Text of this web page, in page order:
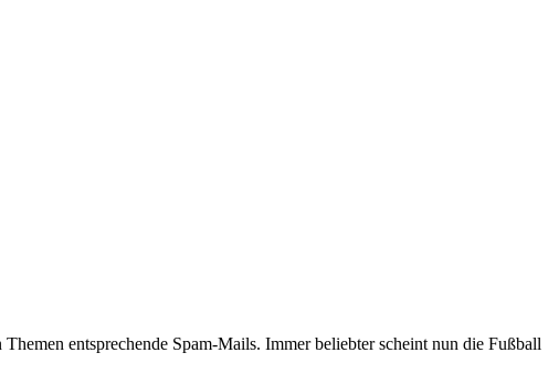
entsprechende Spam-Mails. Immer beliebter scheint nun die Fußball